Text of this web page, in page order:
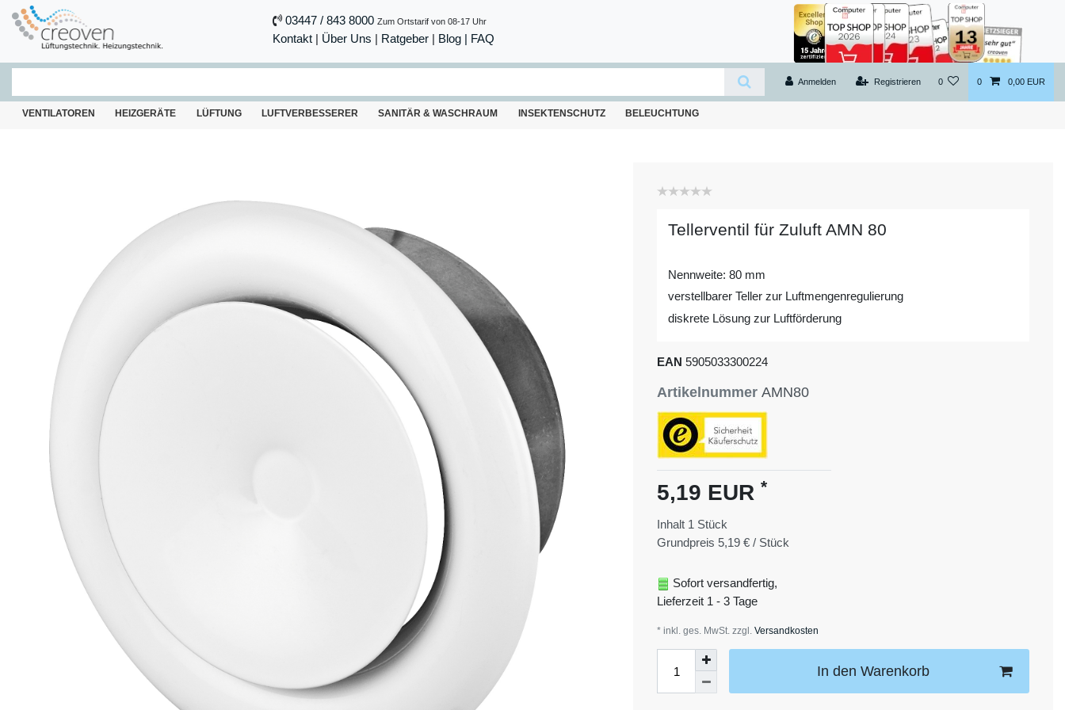
03447 / 843 8000 Zum Ortstarif von 08-17 Uhr
Kontakt| Über Uns | Ratgeber| Blog | FAQ
Anmelden Registrieren 0 0 0,00 EUR
VENTILATOREN HEIZGERÄTE LÜFTUNG LUFTVERBESSERER SANITÄR & WASCHRAUM INSEKTENSCHUTZ BELEUCHTUNG
Tellerventil für Zuluft AMN 80
Nennweite: 80 mm
verstellbarer Teller zur Luftmengenregulierung
diskrete Lösung zur Luftförderung
EAN 5905033300224
Artikelnummer AMN80
5,19 EUR *
Inhalt 1 Stück
Grundpreis 5,19 € / Stück
Sofort versandfertig,
Lieferzeit 1 - 3 Tage
* inkl. ges. MwSt. zzgl. Versandkosten
In den Warenkorb